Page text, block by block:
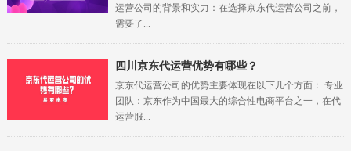
运营公司的背景和实力：在选择京东代运营公司之前，
需要了...
四川 京东代运营优势有哪些？
京东代运营公司的优势主要体现在以下几个方面： 专业
团队：京东作为中国最大的综合性电商平台之一，在代
运营服...